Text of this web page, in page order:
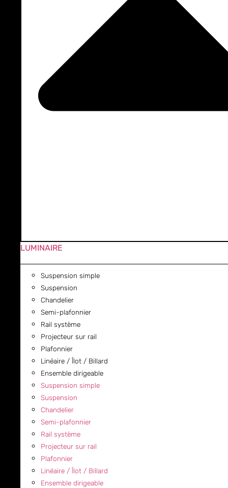
LUMINAIRE
Suspension simple
Suspension
Chandelier
Semi-plafonnier
Rail système
Projecteur sur rail
Plafonnier
Linéaire / Îlot / Billard
Ensemble dirigeable
Suspension simple
Suspension
Chandelier
Semi-plafonnier
Rail système
Projecteur sur rail
Plafonnier
Linéaire / Îlot / Billard
Ensemble dirigeable